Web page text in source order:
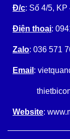
Đ/c: Số 4/5,
Điện thoại:
Zalo: 036 571
Email :
Website: